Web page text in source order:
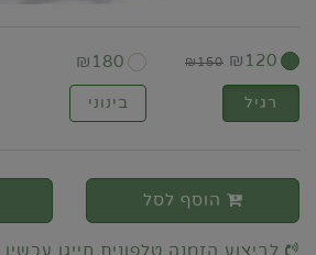
₪ 120
₪150
₪ 180
רגיל בינוני
הוסף לסל
לביצוע הזמנה טלפונית חייגו עכשיו